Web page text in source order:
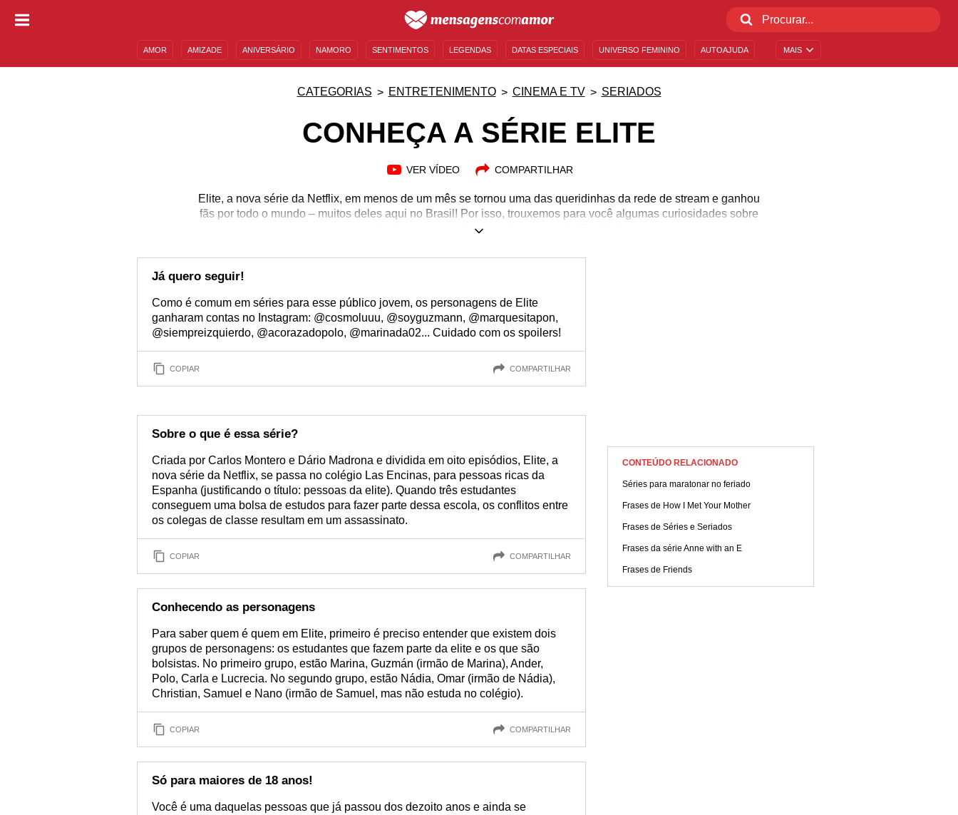
MAIS
AMOR AMIZADE ANIVERSÁRIO NAMORO SENTIMENTOS LEGENDAS DATAS ESPECIAIS UNIVERSO FEMININO AUTOAJUDA
CATEGORIAS ENTRETENIMENTO CINEMA E TV SERIADOS
CONHEÇA A SÉRIE ELITE
VER VÍDEO COMPARTILHAR
Elite, a nova série da Netflix, em menos de um mês se tornou uma das queridinhas da rede de stream e ganhou
fãs por todo o mundo – muitos deles aqui no Brasil! Por isso, trouxemos para você algumas curiosidades sobre
esse seriado que tem tudo pra te deixar viciado! Confira!
Já quero seguir!
Como é comum em séries para esse público jovem, os personagens de Elite
ganharam contas no Instagram: @cosmoluuu, @soyguzmann, @marquesitapon,
@siempreizquierdo, @acorazadopolo, @marinada02... Cuidado com os spoilers!
COPIAR COMPARTILHAR
Sobre o que é essa série?
Criada por Carlos Montero e Dário Madrona e dividida em oito episódios, Elite, a
nova série da Netflix, se passa no colégio Las Encinas, para pessoas ricas da
Espanha (justificando o título: pessoas da elite). Quando três estudantes
conseguem uma bolsa de estudos para fazer parte dessa escola, os conflitos entre
os colegas de classe resultam em um assassinato.
COPIAR COMPARTILHAR
Conhecendo as personagens
Para saber quem é quem em Elite, primeiro é preciso entender que existem dois
grupos de personagens: os estudantes que fazem parte da elite e os que são
bolsistas. No primeiro grupo, estão Marina, Guzmán (irmão de Marina), Ander,
Polo, Carla e Lucrecia. No segundo grupo, estão Nádia, Omar (irmão de Nádia),
Christian, Samuel e Nano (irmão de Samuel, mas não estuda no colégio).
COPIAR COMPARTILHAR
Só para maiores de 18 anos!
Você é uma daquelas pessoas que já passou dos dezoito anos e ainda se
CONTEÚDO RELACIONADO
Séries para maratonar no feriado
Frases de How I Met Your Mother
Frases de Séries e Seriados
Frases da série Anne with an E
Frases de Friends